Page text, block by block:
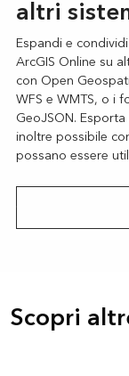
altri
Espandi e
ArcGIS Online su
con Open
WFS e WMTS, o i
GeoJSON.
inoltre possibile
possano essere
Come
Scopri